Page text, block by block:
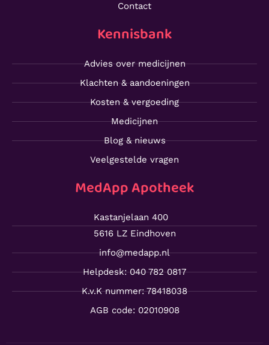
Contact
Kennisbank
Advies over medicijnen
Klachten & aandoeningen
Kosten & vergoeding
Medicijnen
Blog & nieuws
Veelgestelde vragen
MedApp Apotheek
Kastanjelaan 400
5616 LZ Eindhoven
info@medapp.nl
Helpdesk: 040 782 0817
K.v.K nummer: 78418038
AGB code: 02010908